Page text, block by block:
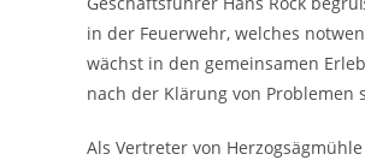
in der Feuerwehr, welches
wächst in den gemeinsamen
nach der Klärung von Problemen
Als Vertreter von